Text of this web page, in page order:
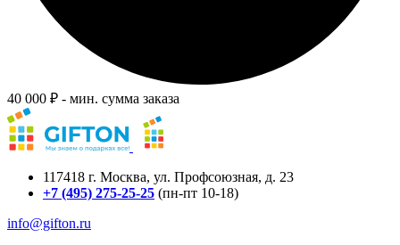
40 000 ₽ - мин. сумма заказа
117418 г. Москва, ул. Профсоюзная, д. 23
+7 (495) 275-25-25 (пн-пт 10-18)
info@gifton.ru